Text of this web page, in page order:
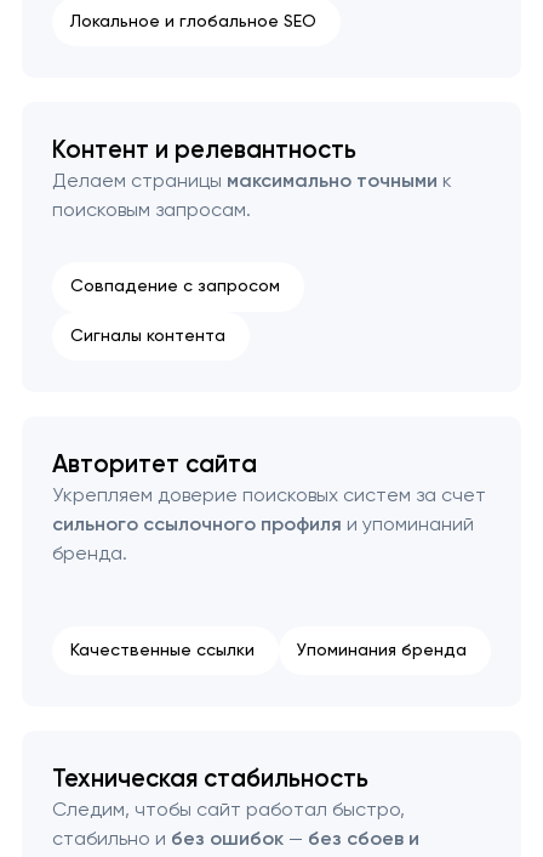
Локальное и глобальное SEO
Контент и релевантность
Делаем страницы максимально точными к
поисковым запросам.
Совпадение с запросом
Сигналы контента
Авторитет сайта
Укрепляем доверие поисковых систем за счет
сильного ссылочного профиля и упоминаний
бренда.
Качественные ссылки Упоминания бренда
Техническая стабильность
Следим, чтобы сайт работал быстро,
стабильно и без ошибок— без сбоев и